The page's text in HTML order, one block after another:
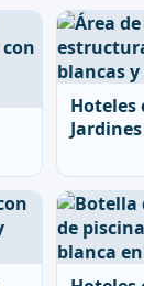
Hoteles